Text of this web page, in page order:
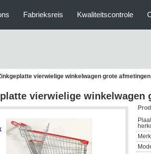
Fabrieksreis Kwaliteitscontrole
vierwielige winkelwagen grote
vierwielige winkelwagen